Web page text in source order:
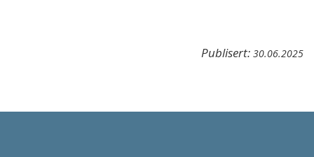
Publisert: 30.06.2025